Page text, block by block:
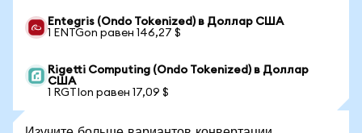
Entegris (Ondo Tokenized) в Доллар США
1 ENTGon равен 146,27 $
Rigetti Computing (Ondo Tokenized) в Доллар
США
1 RGTIon равен 17,09 $